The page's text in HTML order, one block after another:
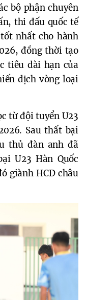
bộ phận chuyên
thi đấu quốc tế
nhất cho hành
đồng thời tạo
tiêu dài hạn của
dịch vòng loại
từ đội tuyển U23
Sau thất bại
thủ đàn anh đã
U23 Hàn Quốc
giành HCĐ châu